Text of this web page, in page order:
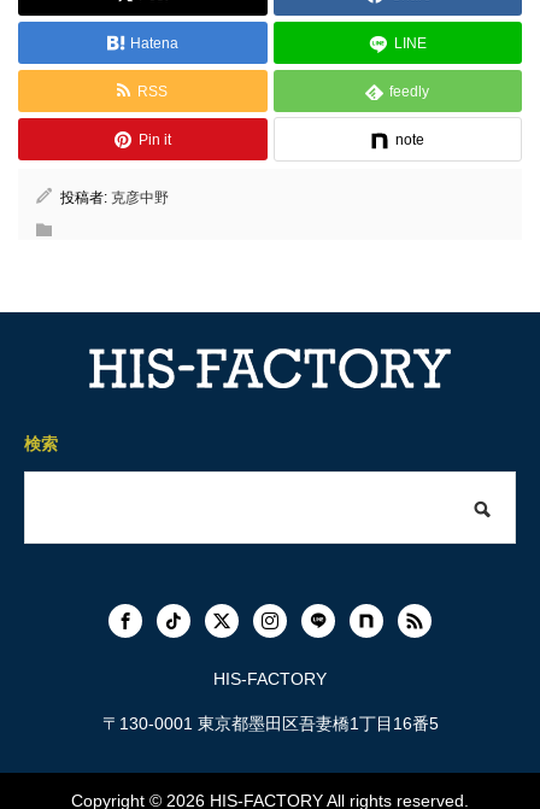
Hatena LINE
RSS feedly
Pin it note
投稿者: 克彦中野
検索
HIS-FACTORY
〒130-0001 東京都墨田区吾妻橋1丁目16番5
Copyright © 2026 HIS-FACTORYAll rights reserved.